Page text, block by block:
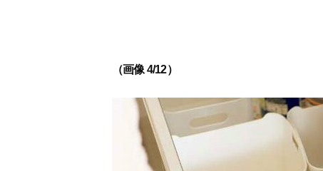
（画像 4/12）